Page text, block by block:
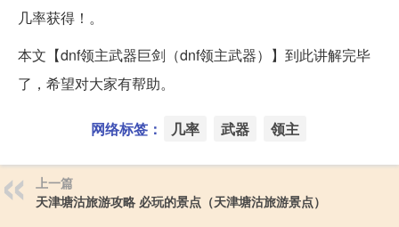
几率获得！。
本文【dnf领主武器巨剑（dnf领主武器）】到此讲解完毕
了，希望对大家有帮助。
网络标签： 几率 武器 领主
上一篇
天津塘沽旅游攻略 必玩的景点（天津塘沽旅游景点）